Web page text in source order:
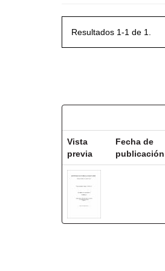
Resultados 1-1 de 1.
Vista
previa
Fecha de
publicación